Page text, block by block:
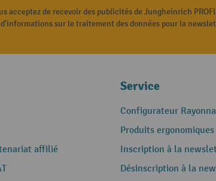
acceptez de recevoir des publicités de Jungheinrich
sur le traitement des données pour la
affilié
Service
Configurateur
Produits ergonomiques
Inscription à la
Désinscription à la